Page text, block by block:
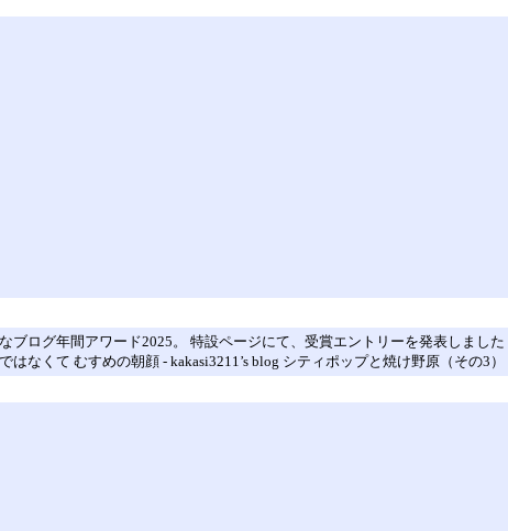
ログ年間アワード2025。 特設ページにて、受賞エントリーを発表しました
なくて むすめの朝顔 - kakasi3211’s blog シティポップと焼け野原（その3